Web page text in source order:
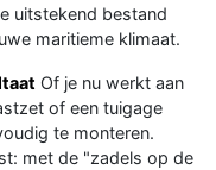
uitstekend bestand
maritieme klimaat.
Of je nu werkt aan
of een tuigage
te monteren.
met de "zadels op de